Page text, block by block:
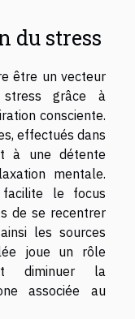
du stress
être un vecteur
grâce à
consciente.
effectués dans
à une détente
mentale.
le focus
de se recentrer
les sources
joue un rôle
diminuer la
associée au